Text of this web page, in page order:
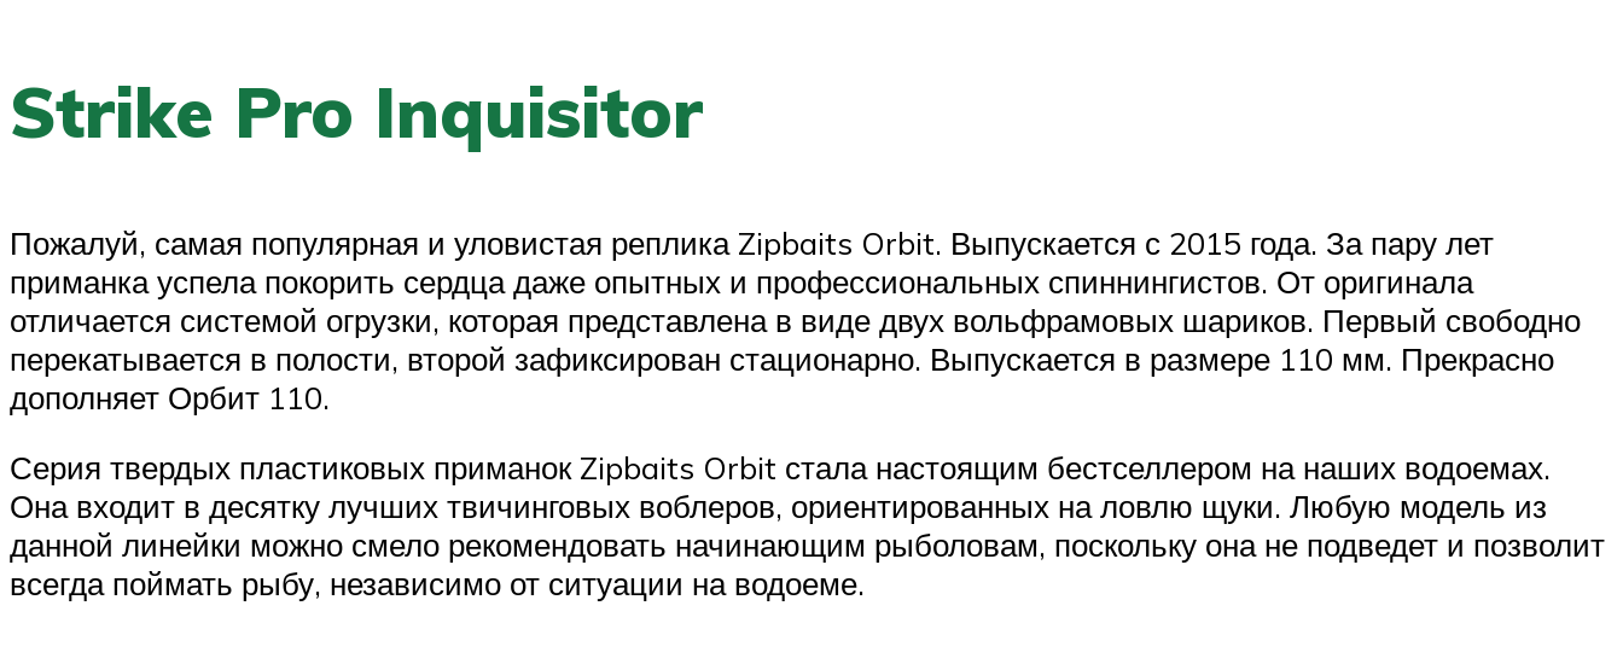
Strike Pro Inquisitor
Пожалуй, самая популярная и уловистая реплика Zipbaits Orbit. Выпускается с 2015 года. За пару лет
приманка успела покорить сердца даже опытных и профессиональных спиннингистов. От оригинала
отличается системой огрузки, которая представлена в виде двух вольфрамовых шариков. Первый свободно
перекатывается в полости, второй зафиксирован стационарно. Выпускается в размере 110 мм. Прекрасно
дополняет Орбит 110.
Серия твердых пластиковых приманок Zipbaits Orbit стала настоящим бестселлером на наших водоемах.
Она входит в десятку лучших твичинговых воблеров, ориентированных на ловлю щуки. Любую модель из
данной линейки можно смело рекомендовать начинающим рыболовам, поскольку она не подведет и позволит
всегда поймать рыбу, независимо от ситуации на водоеме.